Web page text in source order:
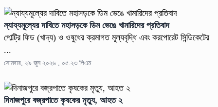
ন্যায্যমূল্যের দাবিতে মহাসড়কে ডিম ভেঙে খামারিদের প্রতিবাদ
পোল্ট্রি ফিড (খাদ্য) ও ওষুধের ক্রমাগত মূল্যবৃদ্ধি এবং করপোরেট সিন্ডিকেটের
...
সোমবার, ২৯ জুন ২০২৬ , ০৫:২৩ পিএম
দিনাজপুরে বজ্রপাতে কৃষকের মৃত্যু, আহত ২